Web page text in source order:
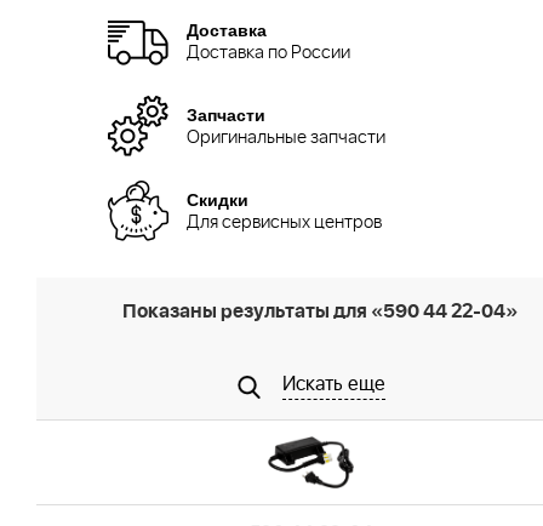
Доставка
Доставка по России
Запчасти
Оригинальные запчасти
Скидки
Для сервисных центров
Показаны результаты для «590 44 22-04»
Искать еще